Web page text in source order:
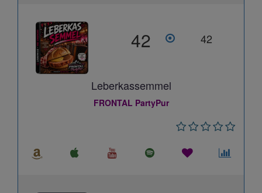
42 42
Leberkassemmel
FRONTAL PartyPur